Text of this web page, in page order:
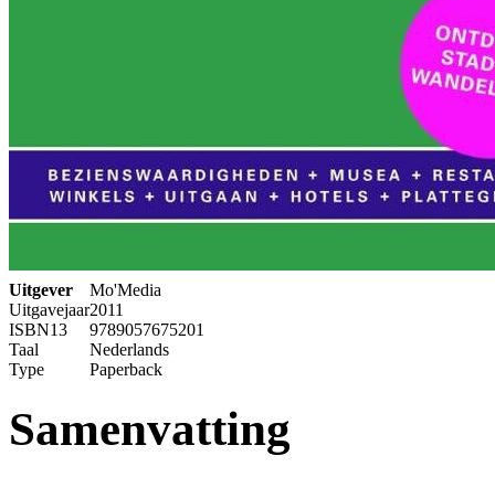
Uitgever
Mo'Media
Uitgavejaar2011
ISBN13
9789057675201
Taal
Nederlands
Type
Paperback
Samenvatting